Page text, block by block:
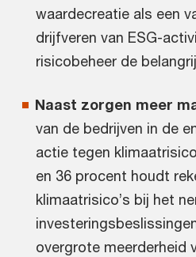
waardecreatie als een
drijfveren van ESG-
risicobeheer de
Naast zorgen meer
van de bedrijven in de
actie tegen
en 36 procent houdt
klimaatrisico’s bij het
overgrote meerderheid